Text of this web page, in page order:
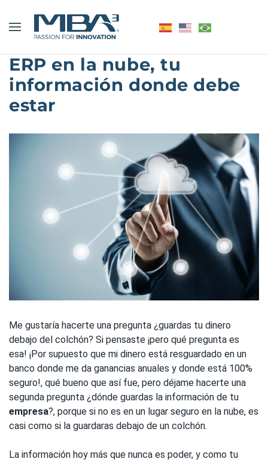
ERP en la nube, tu
información donde debe
estar
Me gustaría hacerte una pregunta ¿guardas tu dinero
debajo del colchón? Si pensaste ¡pero qué pregunta es
esa! ¡Por supuesto que mi dinero está resguardado en un
banco donde me da ganancias anuales y donde está 100%
seguro!, qué bueno que así fue, pero déjame hacerte una
segunda pregunta ¿dónde guardas la información de tu
empresa?, porque si no es en un lugar seguro en la nube, es
casi como si la guardaras debajo de un colchón.
La información hoy más que nunca es poder, y como tu